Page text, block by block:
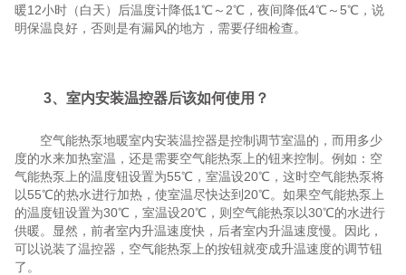
暖12小时（白天）后温度计降低1℃～2℃，夜间降低4℃～5℃，说
明保温良好，否则是有漏风的地方，需要仔细检查。
3、室内安装温控器后该如何使用？
空气能热泵地暖室内安装温控器是控制调节室温的，而用多少
度的水来加热室温，还是需要空气能热泵上的钮来控制。例如：空
气能热泵上的温度钮设置为55℃，室温设20℃，这时空气能热泵将
以55℃的热水进行加热，使室温尽快达到20℃。如果空气能热泵上
的温度钮设置为30℃，室温设20℃，则空气能热泵以30℃的水进行
供暖。显然，前者室内升温速度快，后者室内升温速度慢。因此，
可以说装了温控器，空气能热泵上的按钮就变成升温速度的调节钮
了。